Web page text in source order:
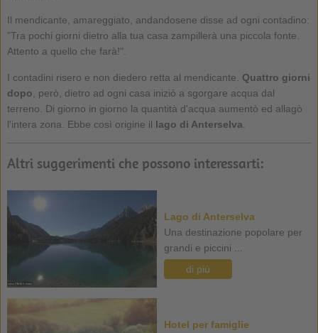
Il mendicante, amareggiato, andandosene disse ad ogni contadino:
"Tra pochi giorni dietro alla tua casa zampillerà una piccola fonte.
Attento a quello che farà!".
I contadini risero e non diedero retta al mendicante. Quattro giorni
dopo , però, dietro ad ogni casa iniziò a sgorgare acqua dal
terreno. Di giorno in giorno la quantità d'acqua aumentò ed allagò
l'intera zona. Ebbe così origine il lago di Anterselva
Altri suggerimenti che possono interessarti:
Lago di Anterselva
Una destinazione popolare per
grandi e piccini ...
di più
Hotel per famiglie